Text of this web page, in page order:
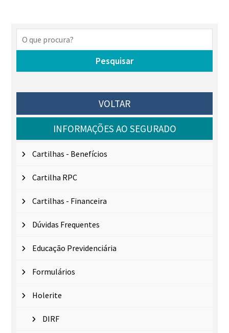
VOLTAR
INFORMAÇÕES AO SEGURADO
Cartilhas - Benefícios
Cartilha RPC
Cartilhas - Financeira
Dúvidas Frequentes
Educação Previdenciária
Formulários
Holerite
DIRF